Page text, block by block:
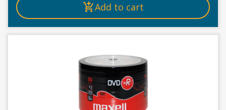
Add to cart